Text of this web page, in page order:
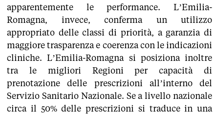
apparentemente le performance. L’Emilia-
Romagna, invece, conferma un utilizzo
appropriato delle classi di priorità, a garanzia di
maggiore trasparenza e coerenza con le indicazioni
cliniche. L’Emilia-Romagna si posiziona inoltre
tra le migliori Regioni per capacità di
prenotazione delle prescrizioni all’interno del
Servizio Sanitario Nazionale. Se a livello nazionale
circa il 50% delle prescrizioni si traduce in una